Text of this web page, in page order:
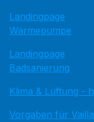
Landingpage
Wärmepumpe
Landingpage
Badsanierung
Klima & Lüftung -
Vorgaben für